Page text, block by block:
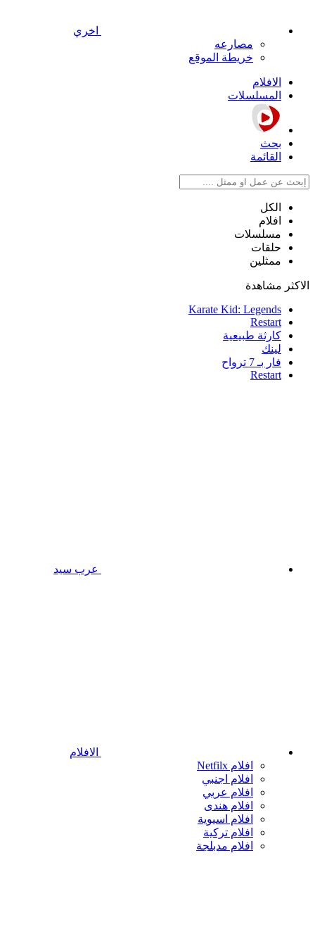
اخري
مصارعه
خريطة الموقع
الافلام
المسلسلات
بحث
القائمة
الكل
افلام
مسلسلات
حلقات
ممثلين
الاكثر مشاهدة
Karate Kid: Legends
Restart
كارثة طبيعية
لينك
فار بـ 7 ترواح
Restart
عرب سيد
الافلام
افلام Netfilx
افلام اجنبي
افلام عربي
افلام هندى
افلام اسيوية
افلام تركية
افلام مدبلجة